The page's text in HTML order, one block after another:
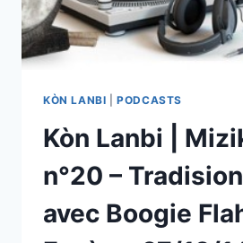
KÒN LANBI |PODCASTS
Kòn Lanbi |
n°20 –
avec Boogie